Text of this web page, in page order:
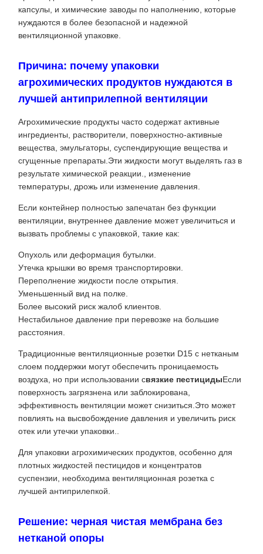
капсулы, и химические заводы по наполнению, которые
нуждаются в более безопасной и надежной
вентиляционной упаковке.
Причина: почему упаковки
агрохимических продуктов нуждаются в
лучшей антиприлепной вентиляции
Агрохимические продукты часто содержат активные
ингредиенты, растворители, поверхностно-активные
вещества, эмульгаторы, суспендирующие вещества и
сгущенные препараты.Эти жидкости могут выделять газ в
результате химической реакции., изменение
температуры, дрожь или изменение давления.
Если контейнер полностью запечатан без функции
вентиляции, внутреннее давление может увеличиться и
вызвать проблемы с упаковкой, такие как:
Опухоль или деформация бутылки.
Утечка крышки во время транспортировки.
Переполнение жидкости после открытия.
Уменьшенный вид на полке.
Более высокий риск жалоб клиентов.
Нестабильное давление при перевозке на большие
расстояния.
Традиционные вентиляционные розетки D15 с нетканым
слоем поддержки могут обеспечить проницаемость
воздуха, но при использовании связкие пестицидыЕсли
поверхность загрязнена или заблокирована,
эффективность вентиляции может снизиться.Это может
повлиять на высвобождение давления и увеличить риск
отек или утечки упаковки..
Для упаковки агрохимических продуктов, особенно для
плотных жидкостей пестицидов и концентратов
суспензии, необходима вентиляционная розетка с
лучшей антиприлепкой.
Решение: черная чистая мембрана без
нетканой опоры